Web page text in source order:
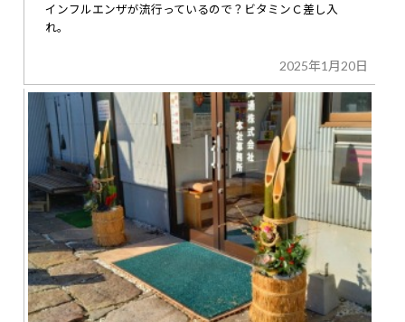
インフルエンザが流行っているので？ビタミンＣ差し入
れ。
2025年1月20日